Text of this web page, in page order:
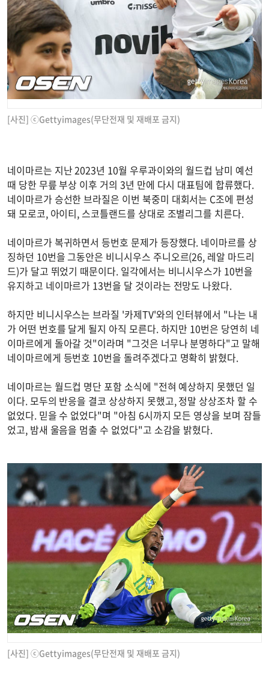
[사진] ⓒGettyimages(무단전재 및 재배포 금지)
네이마르는 지난 2023년 10월 우루과이와의 월드컵 남미 예선
때 당한 무릎 부상 이후 거의 3년 만에 다시 대표팀에 합류했다.
네이마르가 승선한 브라질은 이번 북중미 대회서는 C조에 편성
돼 모로코, 아이티, 스코틀랜드를 상대로 조별리그를 치른다.
네이마르가 복귀하면서 등번호 문제가 등장했다. 네이마르를 상
징하던 10번을 그동안은 비니시우스 주니오르(26, 레알 마드리
드)가 달고 뛰었기 때문이다. 일각에서는 비니시우스가 10번을
유지하고 네이마르가 13번을 달 것이라는 전망도 나왔다.
하지만 비니시우스는 브라질 '카제TV'와의 인터뷰에서 "나는 내
가 어떤 번호를 달게 될지 아직 모른다. 하지만 10번은 당연히 네
이마르에게 돌아갈 것"이라며 "그것은 너무나 분명하다"고 말해
네이마르에게 등번호 10번을 돌려주겠다고 명확히 밝혔다.
네이마르는 월드컵 명단 포함 소식에 "전혀 예상하지 못했던 일
이다. 모두의 반응을 결코 상상하지 못했고, 정말 상상조차 할 수
없었다. 믿을 수 없었다"며 "아침 6시까지 모든 영상을 보며 잠들
었고, 밤새 울음을 멈출 수 없었다"고 소감을 밝혔다.
[사진] ⓒGettyimages(무단전재 및 재배포 금지)